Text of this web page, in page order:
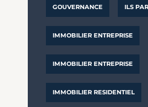
GOUVERNANCE ILS
IMMOBILIER ENTREPRISE
IMMOBILIER ENTREPRISE
IMMOBILIER RESIDENTIEL